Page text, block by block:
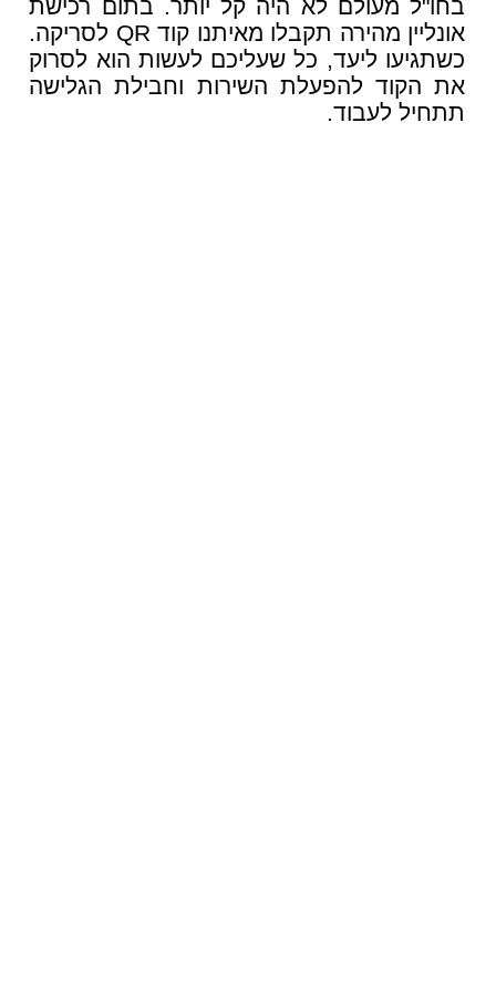
בחו"ל מעולם לא היה קל יותר. בתום רכישת
אונליין מהירה תקבלו מאיתנו קוד QR לסריקה.
כשתגיעו ליעד, כל שעליכם לעשות הוא לסרוק
את הקוד להפעלת השירות וחבילת הגלישה
תתחיל לעבוד.